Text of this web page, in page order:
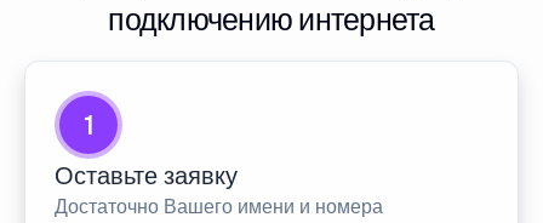
подключению интернета
1
Оставьте заявку
Достаточно Вашего имени и номера